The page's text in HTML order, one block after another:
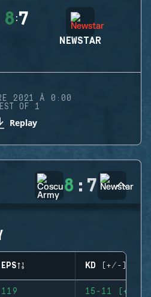
8 :7
NEWSTAR
2021 À 0:00
OF 1
Replay
8 : 7
EPS KD (+/-)
119 15-11 (+4)